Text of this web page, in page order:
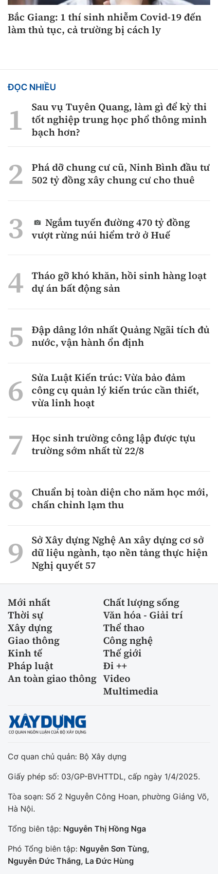
Bắc Giang: 1 thí sinh nhiễm Covid-19 đến
làm thủ tục, cả trường bị cách ly
ĐỌC NHIỀU
Sau vụ Tuyên Quang, làm gì để kỳ thi
tốt nghiệp trung học phổ thông minh
bạch hơn?
Phá dỡ chung cư cũ, Ninh Bình đầu tư
502 tỷ đồng xây chung cư cho thuê
Ngắm tuyến đường 470 tỷ đồng
vượt rừng núi hiểm trở ở Huế
Tháo gỡ khó khăn, hồi sinh hàng loạt
dự án bất động sản
Đập dâng lớn nhất Quảng Ngãi tích đủ
nước, vận hành ổn định
Sửa Luật Kiến trúc: Vừa bảo đảm
công cụ quản lý kiến trúc cần thiết,
vừa linh hoạt
Học sinh trường công lập được tựu
trường sớm nhất từ 22/8
Chuẩn bị toàn diện cho năm học mới,
chấn chỉnh lạm thu
Sở Xây dựng Nghệ An xây dựng cơ sở
dữ liệu ngành, tạo nền tảng thực hiện
Nghị quyết 57
Mới nhất
Chất lượng sống
Thời sự
Văn hóa - Giải trí
Xây dựng
Thể thao
Giao thông
Công nghệ
Kinh tế
Thế giới
Pháp luật
Đi ++
An toàn giao thông Video
Multimedia
Cơ quan chủ quản: Bộ Xây dựng
Giấy phép số: 03/GP-BVHTTDL, cấp ngày 1/4/2025.
Tòa soạn: Số 2 Nguyễn Công Hoan, phường Giảng Võ,
Hà Nội.
Tổng biên tập: Nguyễn Thị Hồng Nga
Phó Tổng biên tập: Nguyễn Sơn Tùng,
Nguyễn Đức Thắng, La Đức Hùng